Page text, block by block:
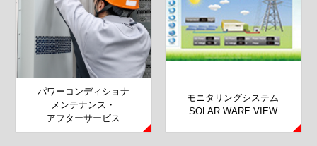
パワーコンディショナ
メンテナンス・
アフターサービス
モニタリングシステム
SOLAR WARE VIEW